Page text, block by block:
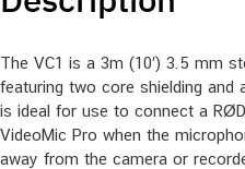
The VC1 is a 3m (10′) 3.5 mm
featuring two core shielding
is ideal for use to connect a
VideoMic Pro when the
away from the camera or